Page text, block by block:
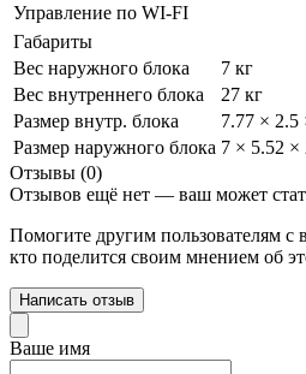
Управление по WI-FI
Габариты
Вес наружного блока
7 кг
Вес внутреннего блока
27 кг
Размер внутр. блока
7.77 × 2.5
Размер наружного блока 7 × 5.52 ×
Отзывы (0)
Отзывов ещё нет — ваш может
Помогите другим пользователям с
кто поделится своим мнением об
Написать отзыв
Ваше имя